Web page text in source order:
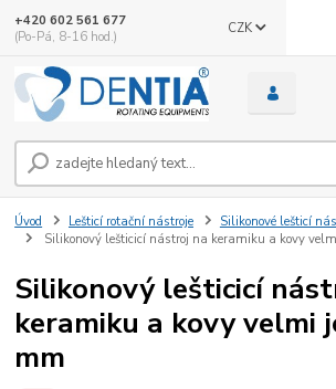
CZK
+420 602 561 677
(Po-Pá, 8-16 hod.)
Úvod Lešticí rotační nástroje
Silikonové lešticí
Silikonový lešticicí nástroj na keramiku a kovy
Silikonový lešticicí
keramiku a kovy velmi
mm